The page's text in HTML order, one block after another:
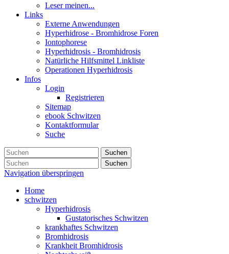
Leser meinen...
Links
Externe Anwendungen
Hyperhidrose - Bromhidrose Foren
Iontophorese
Hyperhidrosis - Bromhidrosis
Natürliche Hilfsmittel Linkliste
Operationen Hyperhidrosis
Infos
Login
Registrieren
Sitemap
ebook Schwitzen
Kontaktformular
Suche
Suchen
Suchen
Navigation überspringen
Home
schwitzen
Hyperhidrosis
Gustatorisches Schwitzen
krankhaftes Schwitzen
Bromhidrosis
Krankheit Bromhidrosis